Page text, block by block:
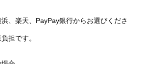
、楽天、PayPay銀行からお選びくださ
担です。